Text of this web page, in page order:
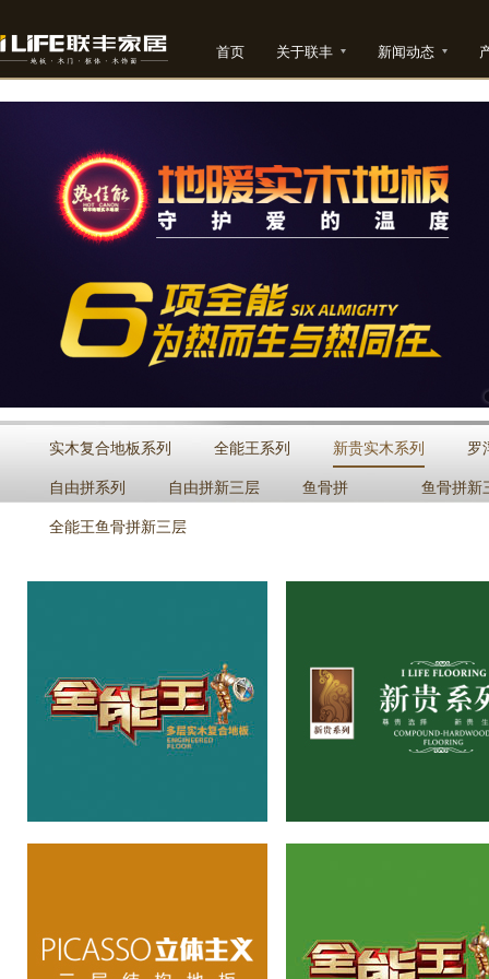
首页 关于联丰 新闻动态
实木复合地板系列 全能王系列 新贵实木系列
罗
自由拼系列
自由拼新三层 鱼骨拼
鱼骨拼新
全能王鱼骨拼新三层
全能王系列
立体主义三层系列